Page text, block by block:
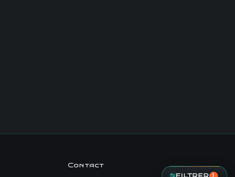
FILTRER
Contact